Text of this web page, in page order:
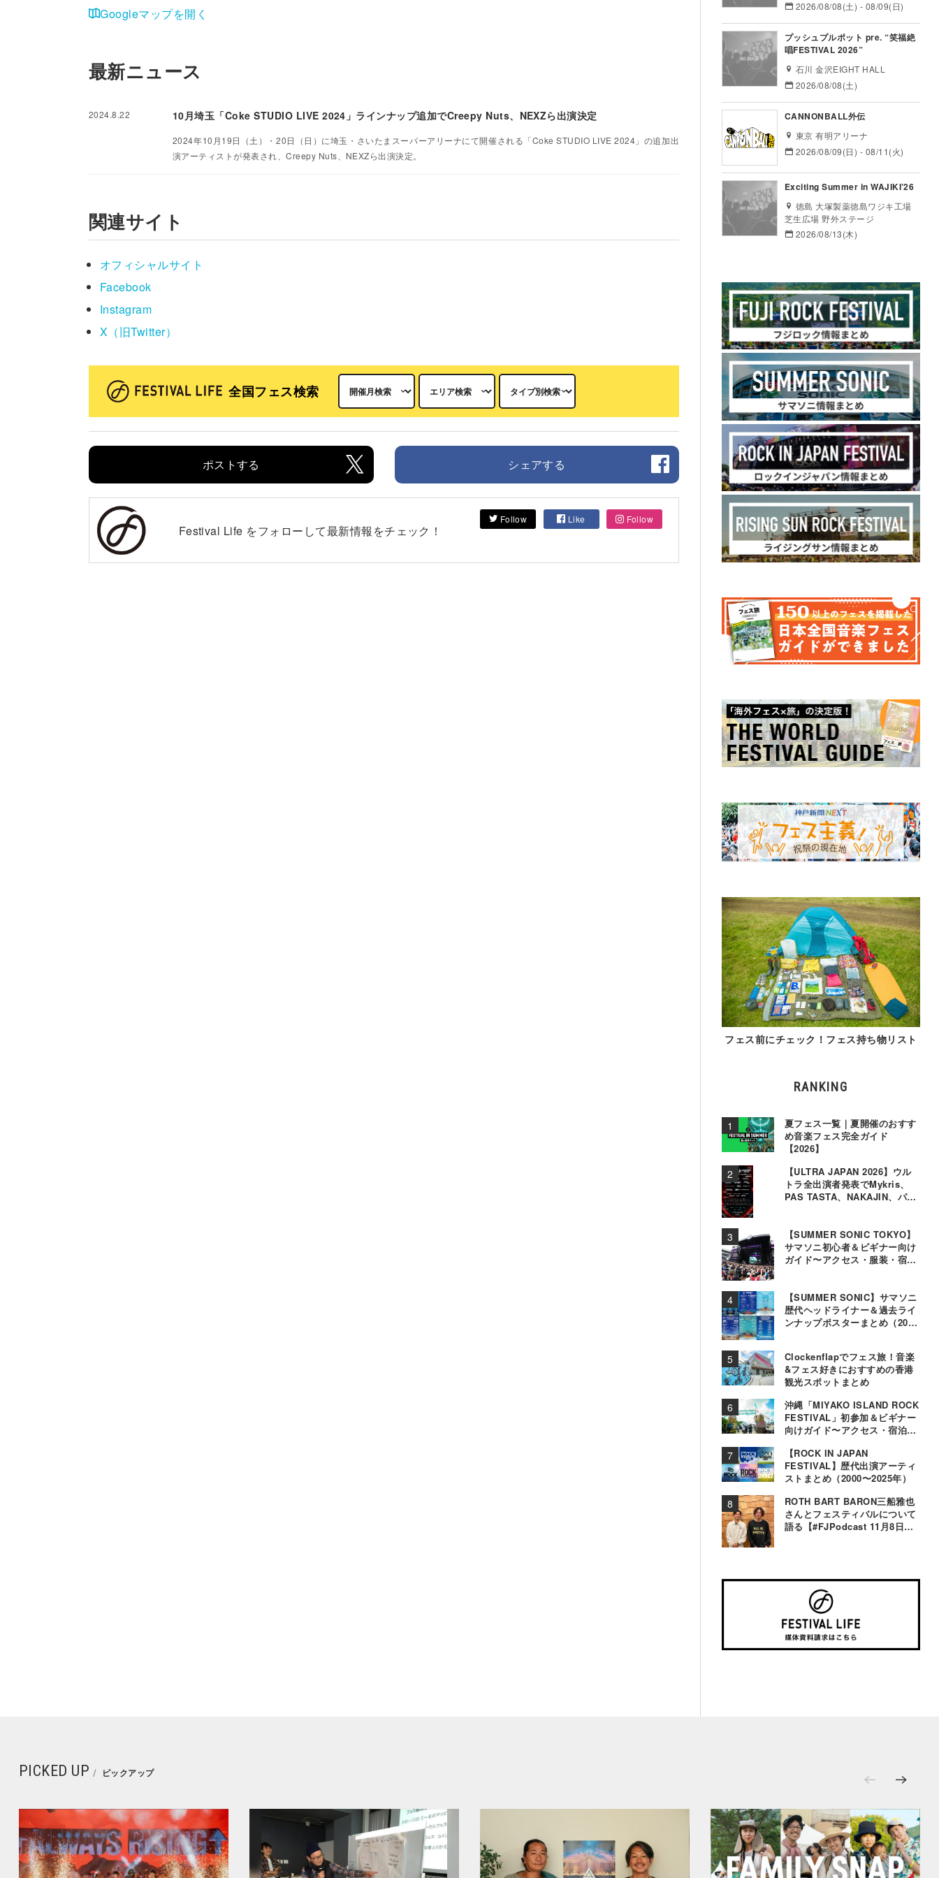
Googleマップを開く
最新ニュース
2024.8.22 10月埼玉「Coke STUDIO LIVE 2024」ラインナップ追加でCreepy Nuts、NEXZら出演決定
2024年10月19日（土）・20日（日）に埼玉・さいたまスーパーアリーナにて開催される「Coke STUDIO LIVE 2024」の追加出
演アーティストが発表され、Creepy Nuts、NEXZら出演決定。
関連サイト
オフィシャルサイト
Facebook
Instagram
X（旧Twitter）
全国フェス検索
ポストする シェアする
Festival Life をフォローして最新情報をチェック！
Follow Like Follow
2026/08/08(土) - 08/09(日)
プッシュプルポット pre. “笑福絶
唱FESTIVAL 2026”
石川 金沢EIGHT HALL
2026/08/08(土)
CANNONBALL外伝
東京 有明アリーナ
2026/08/09(日) - 08/11(火)
Exciting Summer in WAJIKI’26
徳島 大塚製薬徳島ワジキ工場
芝生広場 野外ステージ
2026/08/13(木)
フェス前にチェック！フェス持ち物リスト
RANKING
夏フェス一覧｜夏開催のおすす
め音楽フェス完全ガイド
【2026】
【ULTRA JAPAN 2026】ウル
トラ全出演者発表でMykris、
PAS TASTA、NAKAJIN、パソ
【SUMMER SONIC TOKYO】
サマソニ初心者＆ビギナー向け
ガイド〜アクセス・服装・宿泊
【SUMMER SONIC】サマソニ
歴代ヘッドライナー＆過去ライ
ンナップポスターまとめ（2000
Clockenflapでフェス旅！音楽
&フェス好きにおすすめの香港
観光スポットまとめ
沖縄「MIYAKO ISLAND ROCK
FESTIVAL」初参加＆ビギナー
向けガイド〜アクセス・宿泊・
【ROCK IN JAPAN
FESTIVAL】歴代出演アーティ
ストまとめ（2000〜2025年）
ROTH BART BARON三船雅也
さんとフェスティバルについて
語る【#FJPodcast 11月8日配
PICKED UP ピックアップ